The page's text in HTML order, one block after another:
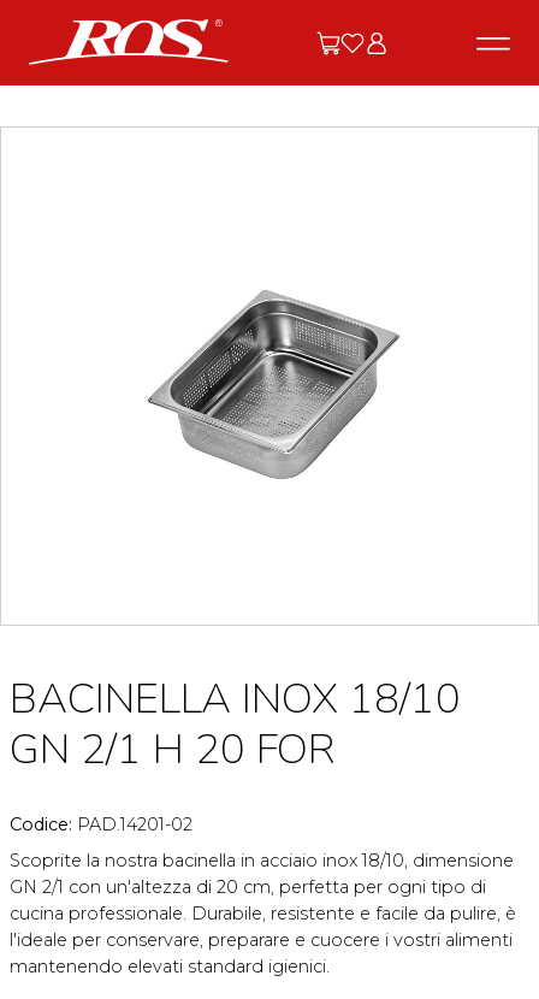
BACINELLA INOX 18/10
GN 2/1 H 20 FOR
Codice: PAD.14201-02
Scoprite la nostra bacinella in acciaio inox 18/10, dimensione
GN 2/1 con un'altezza di 20 cm, perfetta per ogni tipo di
cucina professionale. Durabile, resistente e facile da pulire, è
l'ideale per conservare, preparare e cuocere i vostri alimenti
mantenendo elevati standard igienici.